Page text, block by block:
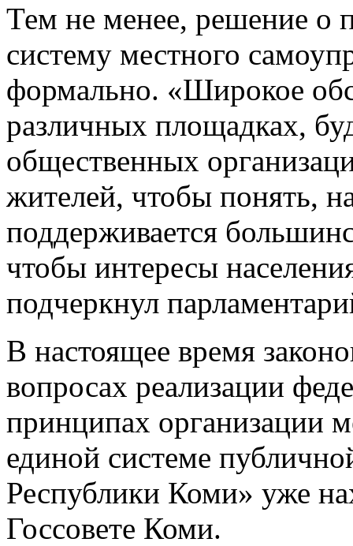
Тем не менее, решение о
систему местного
формально. «Широкое
различных площадках,
общественных
жителей, чтобы понять,
поддерживается
чтобы интересы
подчеркнул
В настоящее время
вопросах реализации
принципах организации
единой системе
Республики Коми» уже
Госсовете Коми.